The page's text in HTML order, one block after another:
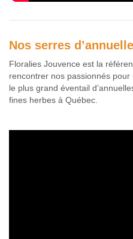
Nos serres
Floralies Jouvence est la
rencontrer nos passionnés
le plus grand éventail
fines herbes à Québec.